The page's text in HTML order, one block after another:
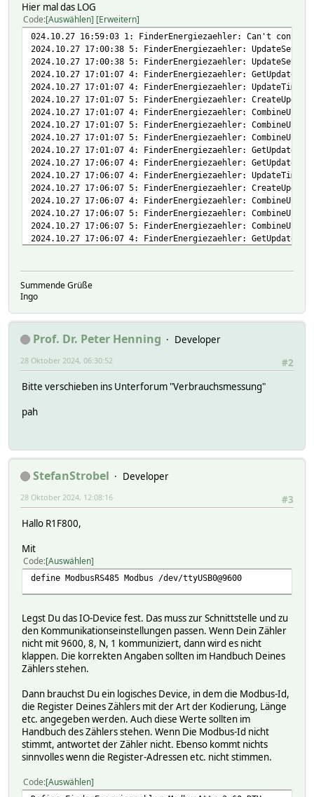
Hier mal das LOG
Code Auswählen Erweitern
024.10.27 16:59:03 1: FinderEnergiezaehler: Can't
2024.10.27 17:00:38 5: FinderEnergiezaehler:
2024.10.27 17:00:38 5: FinderEnergiezaehler:
2024.10.27 17:01:07 4: FinderEnergiezaehler: GetUpdate
2024.10.27 17:01:07 4: FinderEnergiezaehler:
2024.10.27 17:01:07 5: FinderEnergiezaehler:
2024.10.27 17:01:07 4: FinderEnergiezaehler:
2024.10.27 17:01:07 5: FinderEnergiezaehler:
2024.10.27 17:01:07 5: FinderEnergiezaehler:
2024.10.27 17:01:07 4: FinderEnergiezaehler: GetUpdate
2024.10.27 17:06:07 4: FinderEnergiezaehler: GetUpdate
2024.10.27 17:06:07 4: FinderEnergiezaehler:
2024.10.27 17:06:07 5: FinderEnergiezaehler:
2024.10.27 17:06:07 4: FinderEnergiezaehler:
2024.10.27 17:06:07 5: FinderEnergiezaehler:
2024.10.27 17:06:07 5: FinderEnergiezaehler:
2024.10.27 17:06:07 4: FinderEnergiezaehler: GetUpdate
2024.10.27 17:11:07 4: FinderEnergiezaehler:
2024.10.27 17:11:07 5: FinderEnergiezaehler:
2024.10.27 17:11:07 5: FinderEnergiezaehler:
2024.10.27 19:38:40 5: FinderEnergiezaehler:
Summende Grüße
Ingo
Prof. Dr. Peter Henning
Developer
#2
28 Oktober 2024, 06:30:52
Bitte verschieben ins Unterforum "Verbrauchsmessung"
pah
StefanStrobel
Developer
#3
28 Oktober 2024, 12:08:16
Hallo R1F800,
Mit
Code Auswählen
define ModbusRS485 Modbus /dev/ttyUSB0@9600
Legst Du das IO-Device fest. Das muss zur Schnittstelle und zu
den Kommunikationseinstellungen passen. Wenn Dein Zähler
nicht mit 9600, 8, N, 1 kommuniziert, dann wird es nicht
klappen. Die korrekten Angaben sollten im Handbuch Deines
Zählers stehen.
Dann brauchst Du ein logisches Device, in dem die Modbus-Id,
die Register Deines Zählers mit der Art der Kodierung, Länge
etc. angegeben werden. Auch diese Werte sollten im
Handbuch des Zählers stehen. Wenn Die Modbus-Id nicht
stimmt, antwortet der Zähler nicht. Ebenso kommt nichts
sinnvolles wenn die Register-Adressen etc. nicht stimmen.
Code Auswählen